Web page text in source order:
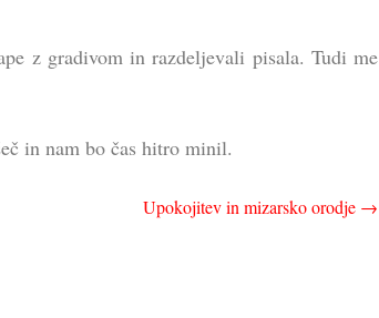
z gradivom in razdeljevali pisala. Tudi me
in nam bo čas hitro minil.
Upokojitev in mizarsko orodje →